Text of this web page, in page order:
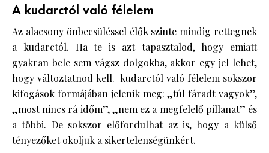
A kudarctól való félelem
Az alacsony önbecsülésselélők szinte mindig rettegnek
a kudarctól. Ha te is azt tapasztalod, hogy emiatt
gyakran bele sem vágsz dolgokba, akkor egy jel lehet,
hogy változtatnod kell. kudarctól való félelem sokszor
kifogások formájában jelenik meg: „túl fáradt vagyok”,
„most nincs rá időm”, „nem ez a megfelelő pillanat” és
a többi. De sokszor előfordulhat az is, hogy a külső
tényezőket okoljuk a sikertelenségünkért.